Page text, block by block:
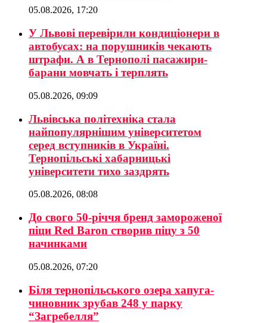
05.08.2026, 17:20
У Львові перевірили кондиціонери в
автобусах: на порушників чекають
штрафи. А в Тернополі пасажири-
барани мовчать і терплять
05.08.2026, 09:09
Львівська політехніка стала
найпопулярнішим університетом
серед вступників в Україні.
Тернопільські хабарницькі
університети тихо заздрять
05.08.2026, 08:08
До свого 50-річчя бренд замороженої
піци Red Baron створив піцу з 50
начинками
05.08.2026, 07:20
Біля тернопільського озера хапуга-
чиновник зрубав 248 у парку
“Загребелля”